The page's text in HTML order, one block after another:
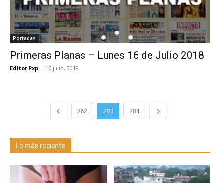
Portadas
Primeras Planas – Lunes 16 de Julio 2018
Editor Pxp - 16 julio, 2018
282 283 284
Lo más reciente